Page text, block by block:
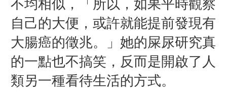
不均相似，「所以，如果平時觀察
自己的大便，或許就能提前發現有
大腸癌的徵兆。」她的屎尿研究真
的一點也不搞笑，反而是開啟了人
類另一種看待生活的方式。